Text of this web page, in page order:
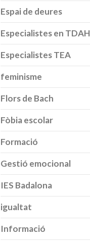
Espai de deures
Especialistes en TDAH
Especialistes TEA
feminisme
Flors de Bach
Fòbia escolar
Formació
Gestió emocional
IES Badalona
igualtat
Informació